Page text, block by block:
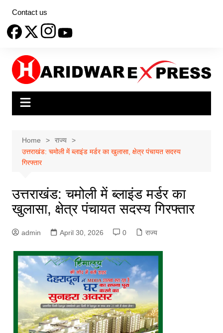
content
Contact us
Home
राज्य
उत्तराखंड: चमोली में ब्लाइंड मर्डर का खुलासा, क्षेत्र पंचायत सदस्य
गिरफ्तार
उत्तराखंड: चमोली में ब्लाइंड मर्डर का
खुलासा, क्षेत्र पंचायत सदस्य गिरफ्तार
admin April 30, 2026 0 राज्य